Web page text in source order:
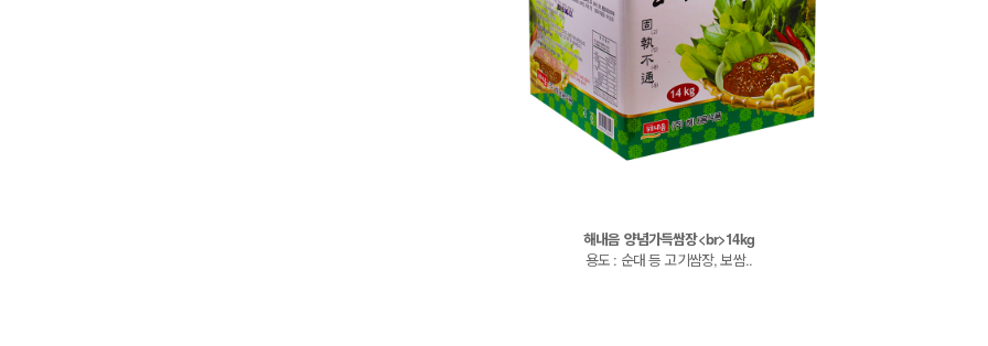
해내음 양념가득쌈장<br>14kg
용도 : 순대 등 고기쌈장, 보쌈..